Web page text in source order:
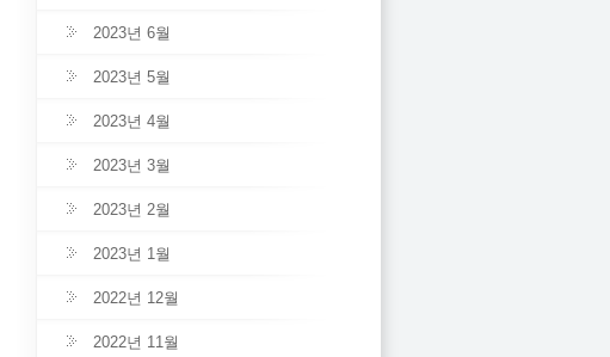
2023년 6월
2023년 5월
2023년 4월
2023년 3월
2023년 2월
2023년 1월
2022년 12월
2022년 11월